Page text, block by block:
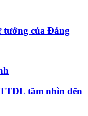
tưởng của Đảng
tầm nhìn đến